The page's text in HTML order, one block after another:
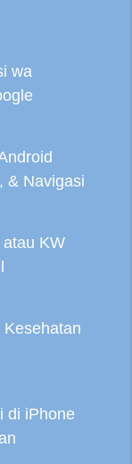
wa
& Navigasi
KW
di iPhone